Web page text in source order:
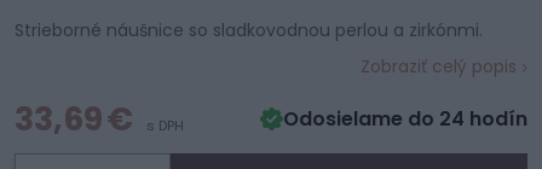
Strieborné náušnice so sladkovodnou perlou a zirkónmi.
Zobraziť celý popis
33,69 € s DPH Odosielame do 24 hodín